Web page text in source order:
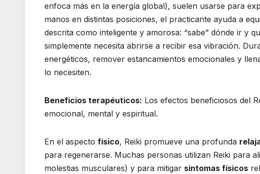
enfoca más en la energía global), suelen usarse para
manos en distintas posiciones, el practicante ayuda a
descrita como inteligente y amorosa: “sabe” dónde ir y
simplemente necesita abrirse a recibir esa vibración.
energéticos, remover estancamientos emocionales y
lo necesiten.
Beneficios terapéuticos: Los efectos beneficiosos del
emocional, mental y espiritual.
En el aspecto físico, Reiki promueve una profunda
para regenerarse. Muchas personas utilizan Reiki para
molestias musculares) y para mitigar síntomas físicos